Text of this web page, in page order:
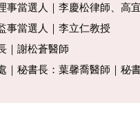
事當選人｜李慶松律師、高
事當選人｜李立仁教授
｜謝松蒼醫師
｜秘書長：葉馨喬醫師｜秘